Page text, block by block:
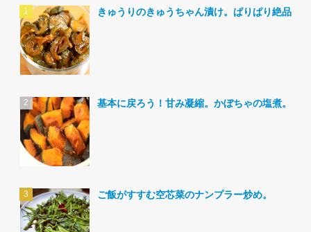
きゅうりのきゅうちゃん漬け。ぱりぱり絶品。
基本に戻ろう！甘み凝縮。かぼちゃの塩煮。
ご飯がすすむ空芯菜のナンプラー炒め。